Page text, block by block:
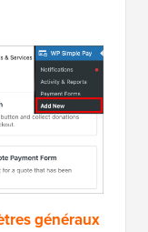
généraux